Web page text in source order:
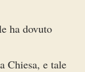
ha dovuto
Chiesa, e tale